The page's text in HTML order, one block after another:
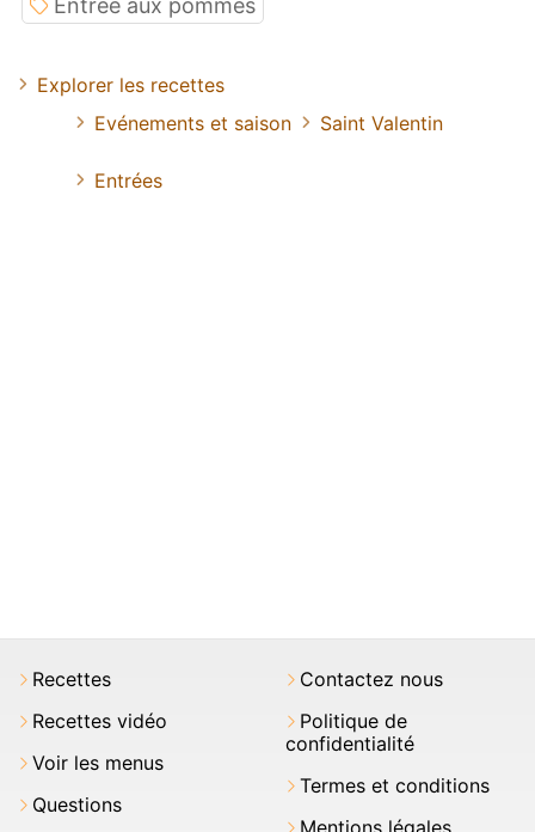
Entrée aux pommes
Explorer les recettes
Evénements et saison
Saint Valentin
Entrées
Recettes
Recettes vidéo
Voir les menus
Questions
Contactez nous
Politique de
confidentialité
Termes et conditions